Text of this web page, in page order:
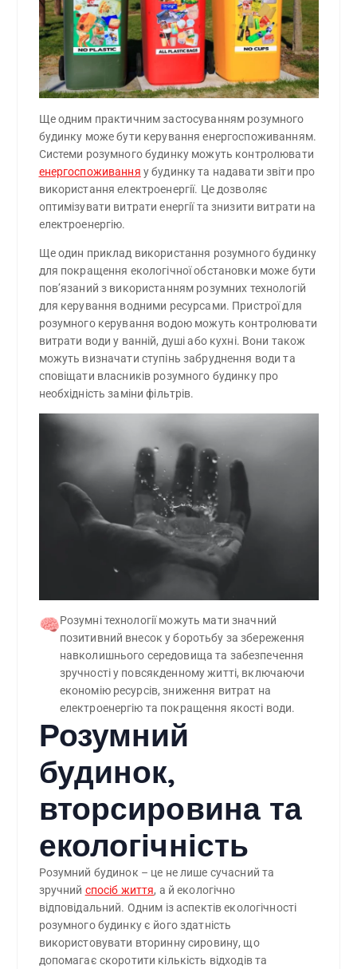
Ще одним практичним застосуванням розумного
будинку може бути керування енергоспоживанням.
Системи розумного будинку можуть контролювати
енергоспоживання у будинку та надавати звіти про
використання електроенергії. Це дозволяє
оптимізувати витрати енергії та знизити витрати на
електроенергію.
Ще один приклад використання розумного будинку
для покращення екологічної обстановки може бути
пов’язаний з використанням розумних технологій
для керування водними ресурсами. Пристрої для
розумного керування водою можуть контролювати
витрати води у ванній, душі або кухні. Вони також
можуть визначати ступінь забруднення води та
сповіщати власників розумного будинку про
необхідність заміни фільтрів.
🧠Розумні технології можуть мати значний
позитивний внесок у боротьбу за збереження
навколишнього середовища та забезпечення
зручності у повсякденному житті, включаючи
економію ресурсів, зниження витрат на
електроенергію та покращення якості води.
Розумний
будинок,
вторсировина та
екологічність
Розумний будинок – це не лише сучасний та
зручний спосіб життя, а й екологічно
відповідальний. Одним із аспектів екологічності
розумного будинку є його здатність
використовувати вторинну сировину, що
допомагає скоротити кількість відходів та